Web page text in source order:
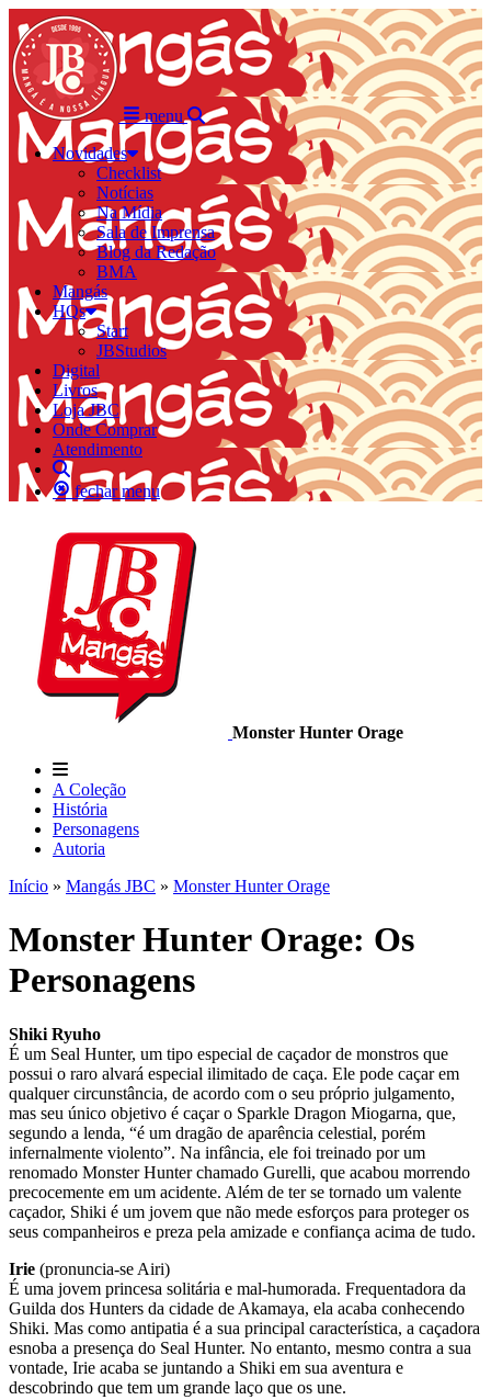
menu
Novidades
Checklist
Notícias
Na Mídia
Sala de Imprensa
Blog da Redação
BMA
Mangás
HQs
Start
JBStudios
Digital
Livros
Loja JBC
Onde Comprar
Atendimento
fechar menu
Monster Hunter Orage
A Coleção
História
Personagens
Autoria
Início » Mangás JBC » Monster Hunter Orage
Monster Hunter Orage: Os
Personagens
Shiki Ryuho
É um Seal Hunter, um tipo especial de caçador de monstros que
possui o raro alvará especial ilimitado de caça. Ele pode caçar em
qualquer circunstância, de acordo com o seu próprio julgamento,
mas seu único objetivo é caçar o Sparkle Dragon Miogarna, que,
segundo a lenda, “é um dragão de aparência celestial, porém
infernalmente violento”. Na infância, ele foi treinado por um
renomado Monster Hunter chamado Gurelli, que acabou morrendo
precocemente em um acidente. Além de ter se tornado um valente
caçador, Shiki é um jovem que não mede esforços para proteger os
seus companheiros e preza pela amizade e confiança acima de tudo.
Irie (pronuncia-se Airi)
É uma jovem princesa solitária e mal-humorada. Frequentadora da
Guilda dos Hunters da cidade de Akamaya, ela acaba conhecendo
Shiki. Mas como antipatia é a sua principal característica, a caçadora
esnoba a presença do Seal Hunter. No entanto, mesmo contra a sua
vontade, Irie acaba se juntando a Shiki em sua aventura e
descobrindo que tem um grande laço que os une.